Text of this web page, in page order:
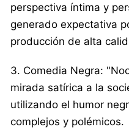
perspectiva íntima y
generado expectativa
producción de alta
3. Comedia Negra:
mirada satírica a la
utilizando el humor
complejos y polémicos.